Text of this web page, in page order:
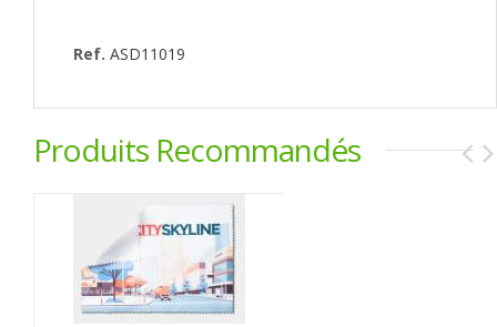
Ref. ASD11019
Produits Recommandés